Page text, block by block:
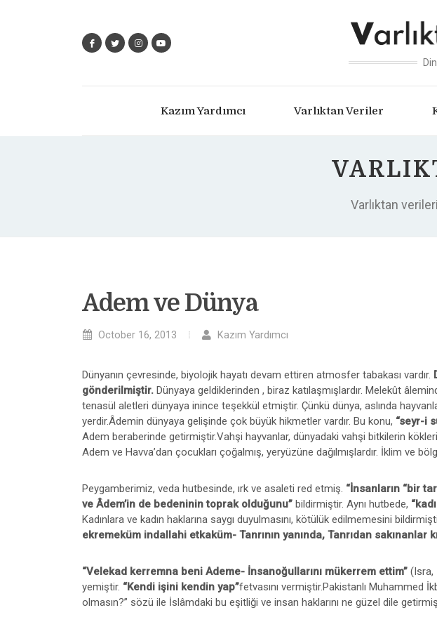
Kazım Yardımcı Varlıktan Veriler
Varlıktan
Adem ve Dünya
October 16, 2013 Kazım Yardımcı
Dünyanın çevresinde, biyolojik hayatı devam ettiren atmosfer tabakası vardır.
gönderilmiştir. Dünyaya geldiklerinden , biraz katılaşmışlardır. Melekût
tenasül aletleri dünyaya inince teşekkül etmiştir. Çünkü dünya, aslında
yerdir.Âdemin dünyaya gelişinde çok büyük hikmetler vardır. Bu konu, “seyr-i
Adem beraberinde getirmiştir.Vahşi hayvanlar, dünyadaki vahşi bitkilerin
Adem ve Havva’dan çocukları çoğalmış, yeryüzüne dağılmışlardır. İklim ve
Peygamberimiz, veda hutbesinde, ırk ve asaleti red etmiş. “İnsanların “bir
ve Âdem’in de bedeninin toprak olduğunu” bildirmiştir. Aynı hutbede,
Kadınlara ve kadın haklarına saygı duyulmasını, kötülük edilmemesini
ekremeküm indallahi etkaküm- Tanrının yanında, Tanrıdan sakınanlar
“Velekad kerremna beni Ademe- İnsanoğullarını mükerrem ettim” (Isra,
yemiştir. “Kendi işini kendin yap”fetvasını vermiştir.Pakistanlı Muhammed
olmasın?” sözü ile İslâmdaki bu eşitliği ve insan haklarını ne güzel dile